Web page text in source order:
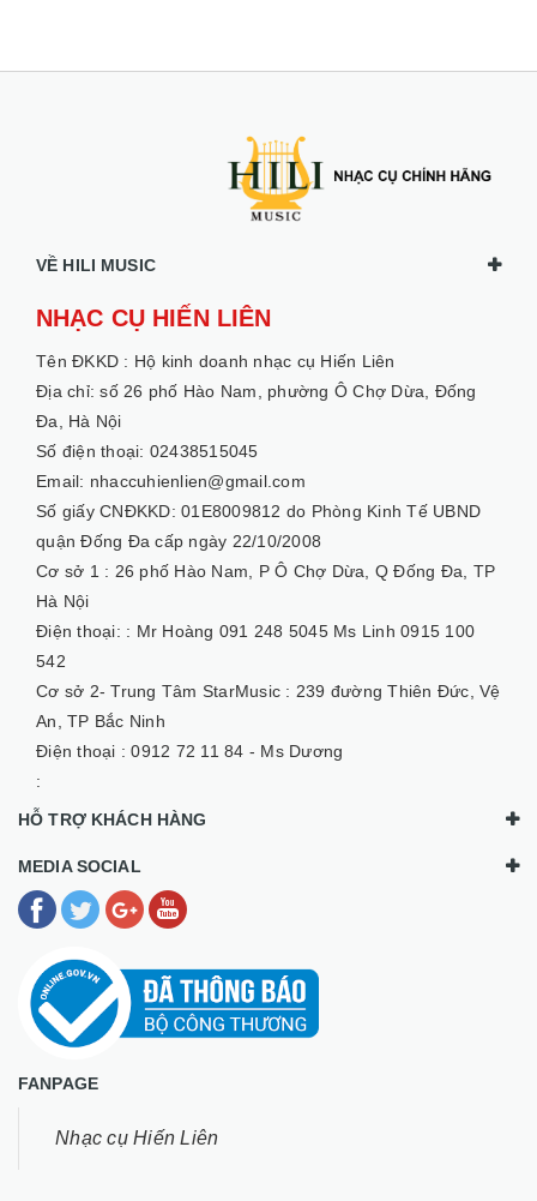
VỀ HILI MUSIC
NHẠC CỤ HIẾN LIÊN
Tên ĐKKD : Hộ kinh doanh nhạc cụ Hiến Liên
Địa chỉ: số 26 phố Hào Nam, phường Ô Chợ Dừa, Đống
Đa, Hà Nội
Số điện thoại: 02438515045
Email: nhaccuhienlien@gmail.com
Số giấy CNĐKKD: 01E8009812 do Phòng Kinh Tế UBND
quận Đống Đa cấp ngày 22/10/2008
Cơ sở 1 : 26 phố Hào Nam, P Ô Chợ Dừa, Q Đống Đa, TP
Hà Nội
Điện thoại: : Mr Hoàng 091 248 5045 Ms Linh 0915 100
542
Cơ sở 2- Trung Tâm StarMusic : 239 đường Thiên Đức, Vệ
An, TP Bắc Ninh
Điện thoại :0912 72 11 84 - Ms Dương
:
HỖ TRỢ KHÁCH HÀNG
MEDIA SOCIAL
FANPAGE
Nhạc cụ Hiến Liên